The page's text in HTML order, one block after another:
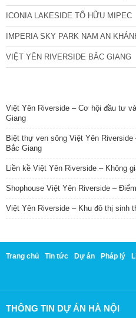
ICONIA LAKESIDE TỐ HỮU MIPEC
IMPERIA SKY PARK NAM AN
VIỆT YÊN RIVERSIDE BẮC GIANG
Việt Yên Riverside – Cơ hội đầu tư
Giang
Biệt thự ven sông Việt Yên
Bắc Giang
Liền kề Việt Yên Riverside – Không
Shophouse Việt Yên Riverside –
Việt Yên Riverside – Khu đô thị sinh
Trang chủ Tin tức Dự án Pháp lý
THÔNG TIN DỰ ÁN HÀ NỘI